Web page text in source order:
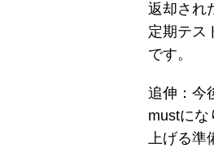
返却され
定期テス
です。
追伸：今
mustにな
上げる準